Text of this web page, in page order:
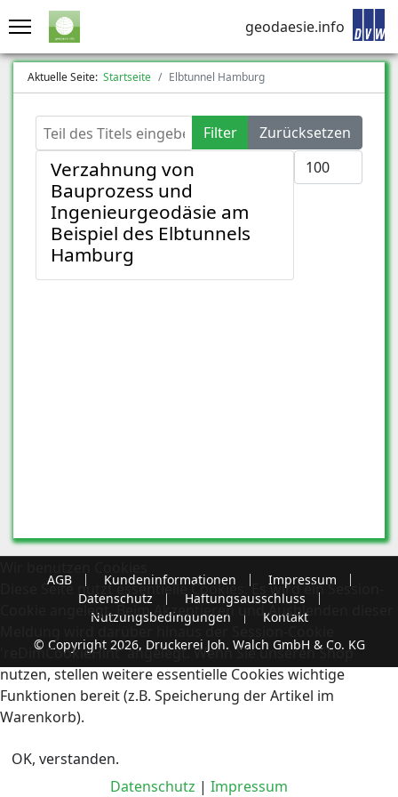
geodaesie.info
Aktuelle Seite: Startseite Elbtunnel Hamburg
Teil des Titels eingeben Filter
Zurücksetzen
Anzeige #
Verzahnung von
Bauprozess und
Ingenieurgeodäsie am
Beispiel des Elbtunnels
Hamburg
AGB Kundeninformationen
Impressum
Datenschutz
Haftungsausschluss
Nutzungsbedingungen
Kontakt
© Copyright 2026, Druckerei Joh. Walch GmbH & Co. KG
Diese Seite nutzt essentielle Cookies. Es wird ein Session-
Cookie angelegt. Beim Akzeptieren und Ausblenden dieser
Meldung wird darüber hinaus der Session-Cookie
'reDimCookieHint' angelegt. Wenn Sie unseren Shop
nutzen, stellen weitere essentielle Cookies wichtige
Funktionen bereit (z.B. Speicherung der Artikel im
Warenkorb).
OK, verstanden.
Datenschutz | Impressum